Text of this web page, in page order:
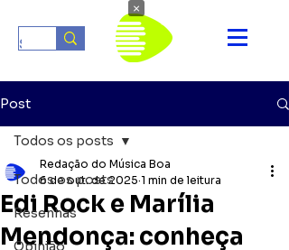
Post
Todos os posts
Resenhas
Opinião
Todos os posts
Edi Rock e Marília
Mendonça: conheça
Redação do Música Boa
6 de out. de 2025 1 min de leitura
×